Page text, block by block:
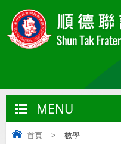
MENU
首頁 > 數學